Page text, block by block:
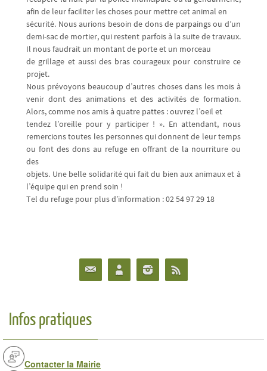
afin de leur faciliter les choses pour mettre cet animal en
sécurité. Nous aurions besoin de dons de parpaings ou d’un
demi-sac de mortier, qui restent parfois à la suite de travaux.
Il nous faudrait un montant de porte et un morceau
de grillage et aussi des bras courageux pour construire ce
projet.
Nous prévoyons beaucoup d’autres choses dans les mois à
venir dont des animations et des activités de formation.
Alors, comme nos amis à quatre pattes : ouvrez l’oeil et
tendez l’oreille pour y participer ! ». En attendant, nous
remercions toutes les personnes qui donnent de leur temps
ou font des dons au refuge en offrant de la nourriture ou
des
objets. Une belle solidarité qui fait du bien aux animaux et à
l’équipe qui en prend soin !
Tel du refuge pour plus d’information : 02 54 97 29 18
Infos pratiques
Contacter la Mairie